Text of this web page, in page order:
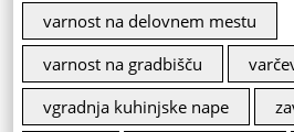
varnost na delovnem mestu
varnost na gradbišču
vgradnja kuhinjske nape